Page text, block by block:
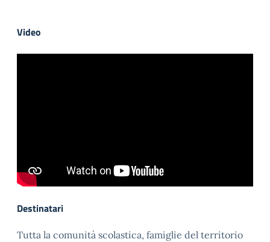
Video
Destinatari
Tutta la comunità scolastica, famiglie del territorio